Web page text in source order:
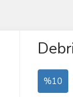
%10